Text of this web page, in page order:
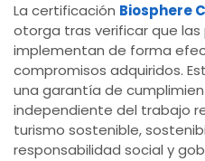
La certificación Biosphere
otorga tras verificar que
implementan de forma
compromisos adquiridos.
una garantía de
independiente del trabajo
turismo sostenible,
responsabilidad social y